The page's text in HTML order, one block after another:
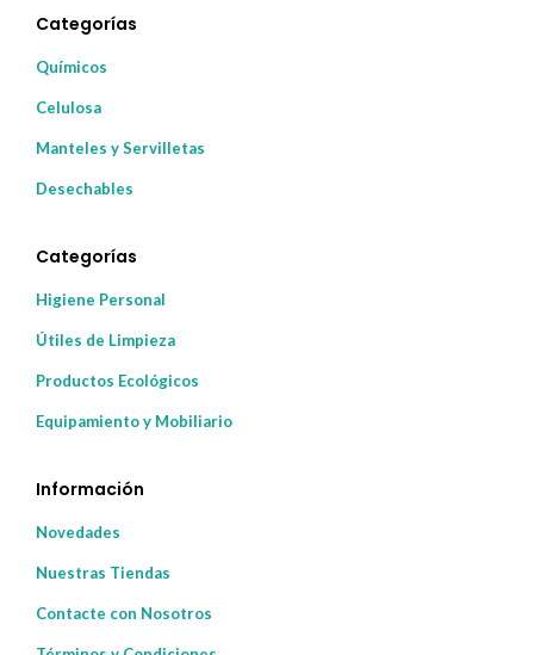
Categorías
Químicos
Celulosa
Manteles y Servilletas
Desechables
Categorías
Higiene Personal
Útiles de Limpieza
Productos Ecológicos
Equipamiento y Mobiliario
Información
Novedades
Nuestras Tiendas
Contacte con Nosotros